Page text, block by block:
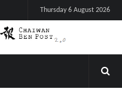
Thursday 6 August 2026